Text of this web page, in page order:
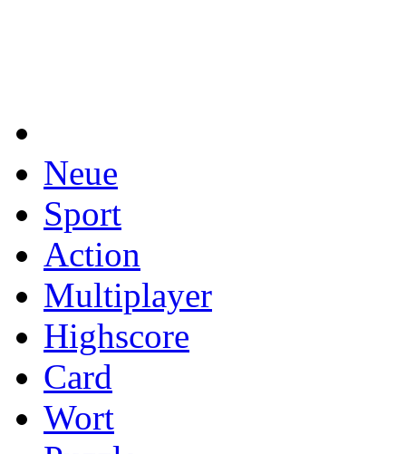
Neue
Sport
Action
Multiplayer
Highscore
Card
Wort